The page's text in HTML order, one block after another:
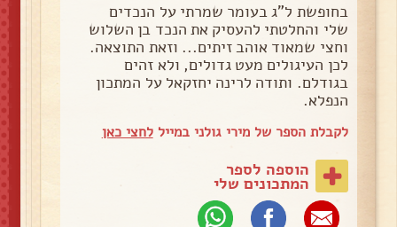
בחופשת ל"ג בעומר שמרתי על הנכדים
שלי והחלטתי להעסיק את הנכד בן השלוש
וחצי שמאוד אוהב זיתים... וזאת התוצאה.
לכן העיגולים מעט גדולים, ולא זהים
בגודלם. ותודה לרינה יחזקאל על המתכון
הנפלא.
לקבלת הספר של מירי גולני במייללחצי כאן
הוספה לספר
המתכונים שלי